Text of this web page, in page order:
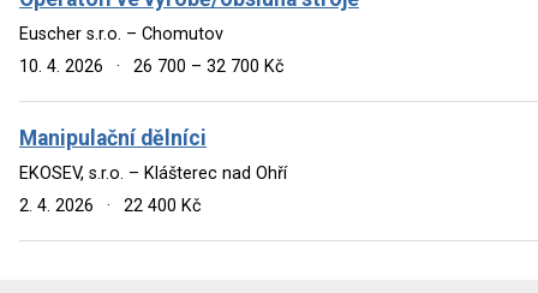
Euscher s.r.o. – Chomutov
10. 4. 2026
· 26 700 – 32 700 Kč
Manipulační dělníci
EKOSEV, s.r.o. – Klášterec nad Ohří
2. 4. 2026
· 22 400 Kč